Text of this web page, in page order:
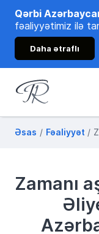
Qərbi
fəaliyyətimiz ilə
Daha ətraflı
Tənzilə Rüstəmxanlı
Əsas Fəaliyyət
Zamanı